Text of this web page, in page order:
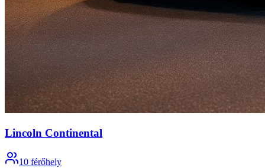
Lincoln Continental
10 férőhely